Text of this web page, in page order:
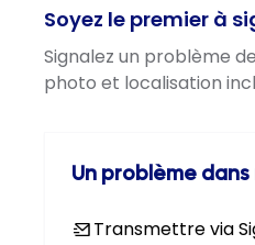
Soyez le premier à
Signalez un problème
photo et localisation
Un problème dans
Transmettre via